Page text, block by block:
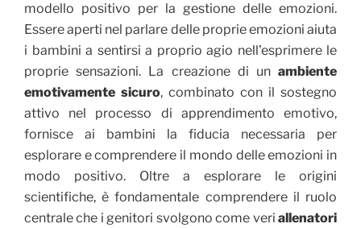
modello positivo per la gestione delle emozioni.
Essere aperti nel parlare delle proprie emozioni aiuta
i bambini a sentirsi a proprio agio nell’esprimere le
proprie sensazioni. La creazione di un ambiente
emotivamente sicuro, combinato con il sostegno
attivo nel processo di apprendimento emotivo,
fornisce ai bambini la fiducia necessaria per
esplorare e comprendere il mondo delle emozioni in
modo positivo. Oltre a esplorare le origini
scientifiche, è fondamentale comprendere il ruolo
centrale che i genitori svolgono come veri allenatori